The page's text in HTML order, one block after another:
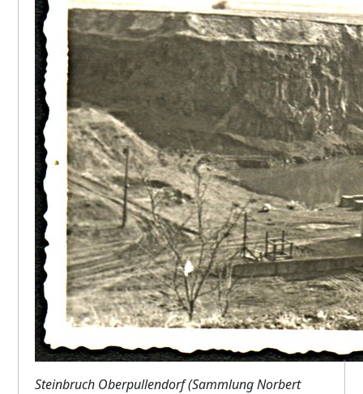
Steinbruch Oberpullendorf (Sammlung Norbert